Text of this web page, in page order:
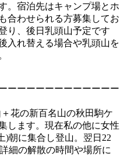
。宿泊先はキャンプ場とホ
合わせられる方募集してお
り、後日乳頭山予定です
入れ替える場合や乳頭山を
ーーーーーーーーーーーー
花の新百名山の秋田駒ケ
します。現在私の他に女性
)朝に集合し登山。翌日22
細の解散の時間や場所に